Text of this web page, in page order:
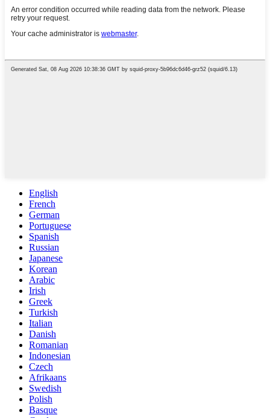
English
French
German
Portuguese
Spanish
Russian
Japanese
Korean
Arabic
Irish
Greek
Turkish
Italian
Danish
Romanian
Indonesian
Czech
Afrikaans
Swedish
Polish
Basque